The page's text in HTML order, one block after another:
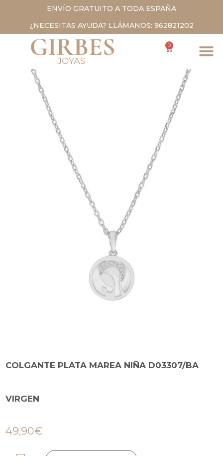
ENVÍO GRATUITO A TODA ESPAÑA
¿NECESITAS AYUDA? LLÁMANOS: 962821202
0
COLGANTE PLATA MAREA NIÑA D03307/BA
VIRGEN
49,90€